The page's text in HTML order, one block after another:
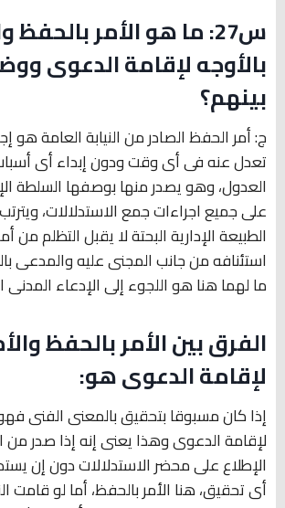
س27: ما هو الأمر بالحفظ
بالأوجه لإقامة الدعوى
بينهم؟
ج: أمر الحفظ الصادر من النيابة العامة هو
تعدل عنه فى أى وقت ودون إبداء أى
العدول، وهو يصدر منها بوصفها السلطة
على جميع اجراءات جمع الاستدلالات،
الطبيعة الإدارية البحتة لا يقبل التظلم من
استئنافه من جانب المجنى عليه والمدعى
ما لهما هنا هو اللجوء إلى الإدعاء المدنى
الفرق بين الأمر بالحفظ
لإقامة الدعوى هو:
إذا كان مسبوقا بتحقيق بالمعنى الفنى
لإقامة الدعوى وهذا يعنى إنه إذا صدر من
الإطلاع على محضر الاستدلالات دون إن
أى تحقيق، هنا الأمر بالحفظ، أما لو قامت